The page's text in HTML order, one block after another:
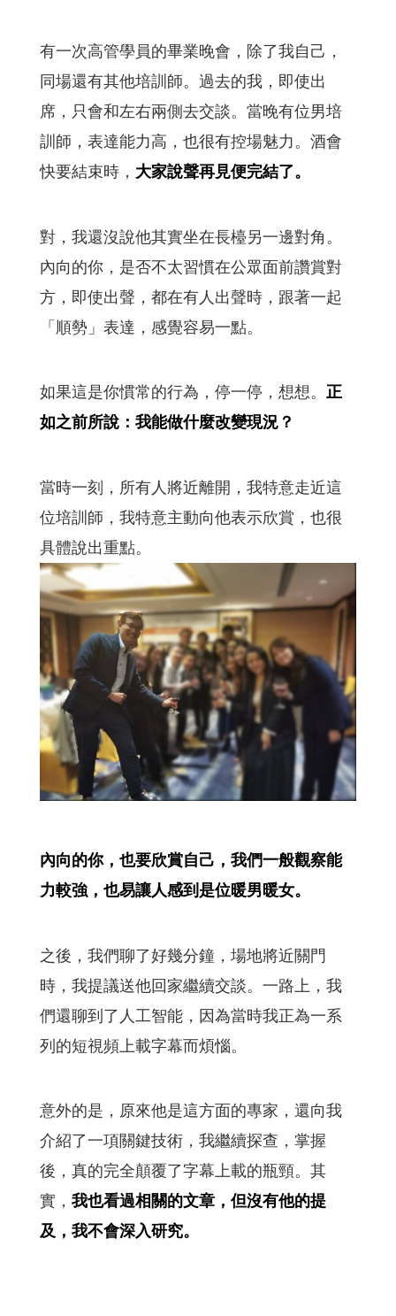
有一次高管學員的畢業晚會，除了我自己，
同場還有其他培訓師。過去的我，即使出
席，只會和左右兩側去交談。當晚有位男培
訓師，表達能力高，也很有控場魅力。酒會
快要結束時， 大家說聲再見便完結了。
對，我還沒說他其實坐在長檯另一邊對角。
內向的你，是否不太習慣在公眾面前讚賞對
方，即使出聲，都在有人出聲時，跟著一起
「順勢」表達，感覺容易一點。
如果這是你慣常的行為，停一停，想想。 正
如之前所說：我能做什麼改變現況？
當時一刻，所有人將近離開，我特意走近這
位培訓師，我特意主動向他表示欣賞，也很
具體說出重點。
內向的你，也要欣賞自己，我們一般觀察能
力較強，也易讓人感到是位暖男暖女。
之後，我們聊了好幾分鐘，場地將近關門
時，我提議送他回家繼續交談。一路上，我
們還聊到了人工智能，因為當時我正為一系
列的短視頻上載字幕而煩惱。
意外的是，原來他是這方面的專家，還向我
介紹了一項關鍵技術，我繼續探查，掌握
後，真的完全顛覆了字幕上載的瓶頸。其
實， 我也看過相關的文章，但沒有他的提
及，我不會深入研究。